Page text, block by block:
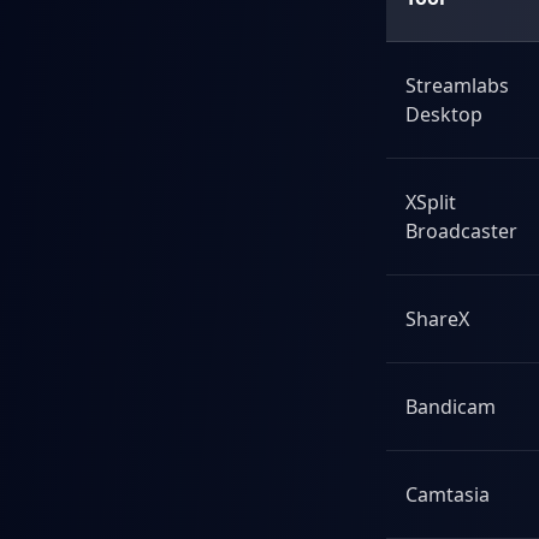
Streamlabs
Desktop
XSplit
Broadcaster
ShareX
Bandicam
Camtasia